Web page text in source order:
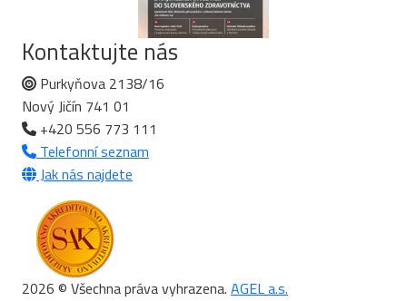
Kontaktujte nás
Purkyňova 2138/16
Nový Jičín 741 01
+420 556 773 111
Telefonní seznam
Jak nás najdete
2026 © Všechna práva vyhrazena. AGEL a.s.